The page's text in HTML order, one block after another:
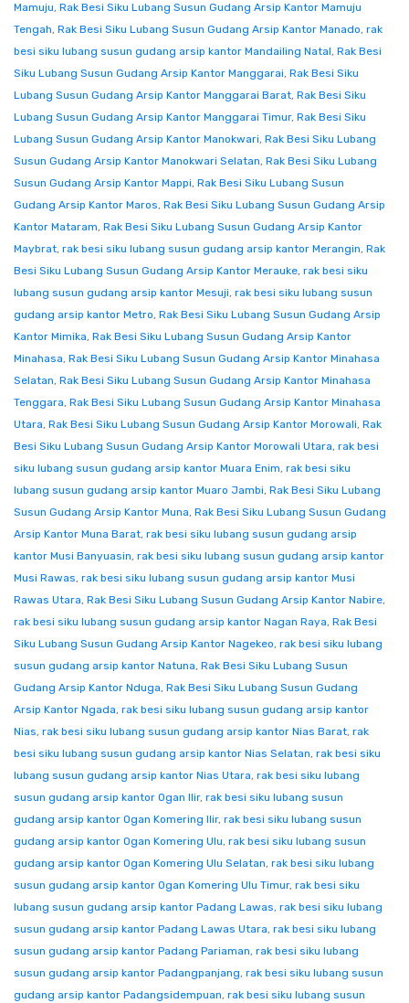
Mamuju, Rak Besi Siku Lubang Susun Gudang Arsip Kantor Mamuju
Tengah, Rak Besi Siku Lubang Susun Gudang Arsip Kantor Manado, rak
besi siku lubang susun gudang arsip kantor Mandailing Natal, Rak Besi
Siku Lubang Susun Gudang Arsip Kantor Manggarai, Rak Besi Siku
Lubang Susun Gudang Arsip Kantor Manggarai Barat, Rak Besi Siku
Lubang Susun Gudang Arsip Kantor Manggarai Timur, Rak Besi Siku
Lubang Susun Gudang Arsip Kantor Manokwari, Rak Besi Siku Lubang
Susun Gudang Arsip Kantor Manokwari Selatan, Rak Besi Siku Lubang
Susun Gudang Arsip Kantor Mappi, Rak Besi Siku Lubang Susun
Gudang Arsip Kantor Maros, Rak Besi Siku Lubang Susun Gudang Arsip
Kantor Mataram, Rak Besi Siku Lubang Susun Gudang Arsip Kantor
Maybrat, rak besi siku lubang susun gudang arsip kantor Merangin, Rak
Besi Siku Lubang Susun Gudang Arsip Kantor Merauke, rak besi siku
lubang susun gudang arsip kantor Mesuji, rak besi siku lubang susun
gudang arsip kantor Metro, Rak Besi Siku Lubang Susun Gudang Arsip
Kantor Mimika, Rak Besi Siku Lubang Susun Gudang Arsip Kantor
Minahasa, Rak Besi Siku Lubang Susun Gudang Arsip Kantor Minahasa
Selatan, Rak Besi Siku Lubang Susun Gudang Arsip Kantor Minahasa
Tenggara, Rak Besi Siku Lubang Susun Gudang Arsip Kantor Minahasa
Utara, Rak Besi Siku Lubang Susun Gudang Arsip Kantor Morowali, Rak
Besi Siku Lubang Susun Gudang Arsip Kantor Morowali Utara, rak besi
siku lubang susun gudang arsip kantor Muara Enim, rak besi siku
lubang susun gudang arsip kantor Muaro Jambi, Rak Besi Siku Lubang
Susun Gudang Arsip Kantor Muna, Rak Besi Siku Lubang Susun Gudang
Arsip Kantor Muna Barat, rak besi siku lubang susun gudang arsip
kantor Musi Banyuasin, rak besi siku lubang susun gudang arsip kantor
Musi Rawas, rak besi siku lubang susun gudang arsip kantor Musi
Rawas Utara, Rak Besi Siku Lubang Susun Gudang Arsip Kantor Nabire,
rak besi siku lubang susun gudang arsip kantor Nagan Raya, Rak Besi
Siku Lubang Susun Gudang Arsip Kantor Nagekeo, rak besi siku lubang
susun gudang arsip kantor Natuna, Rak Besi Siku Lubang Susun
Gudang Arsip Kantor Nduga, Rak Besi Siku Lubang Susun Gudang
Arsip Kantor Ngada, rak besi siku lubang susun gudang arsip kantor
Nias, rak besi siku lubang susun gudang arsip kantor Nias Barat, rak
besi siku lubang susun gudang arsip kantor Nias Selatan, rak besi siku
lubang susun gudang arsip kantor Nias Utara, rak besi siku lubang
susun gudang arsip kantor Ogan Ilir, rak besi siku lubang susun
gudang arsip kantor Ogan Komering Ilir, rak besi siku lubang susun
gudang arsip kantor Ogan Komering Ulu, rak besi siku lubang susun
gudang arsip kantor Ogan Komering Ulu Selatan, rak besi siku lubang
susun gudang arsip kantor Ogan Komering Ulu Timur, rak besi siku
lubang susun gudang arsip kantor Padang Lawas, rak besi siku lubang
susun gudang arsip kantor Padang Lawas Utara, rak besi siku lubang
susun gudang arsip kantor Padang Pariaman, rak besi siku lubang
susun gudang arsip kantor Padangpanjang, rak besi siku lubang susun
gudang arsip kantor Padangsidempuan, rak besi siku lubang susun